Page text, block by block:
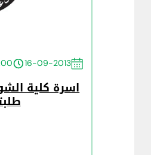
16-09-2013
اسرة كلية